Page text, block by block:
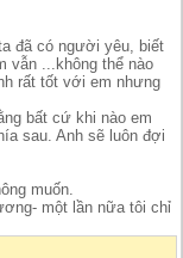
đã có người yêu, biết
vẫn ...không thể nào
rất tốt với em nhưng
bất cứ khi nào em
sau. Anh sẽ luôn đợi
muốn.
một lần nữa tôi chỉ